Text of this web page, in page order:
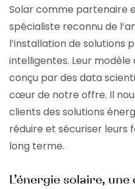
Solar comme partenaire
spécialiste reconnu de
l’installation de solutions
intelligentes. Leur
conçu par des data
cœur de notre offre. Il
clients des solutions
réduire et sécuriser leurs
long terme.
L’énergie solaire,